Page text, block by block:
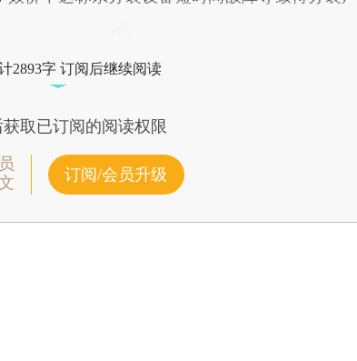
2893字 订阅后继续阅读
取已订阅的阅读权限
订阅/会员升级